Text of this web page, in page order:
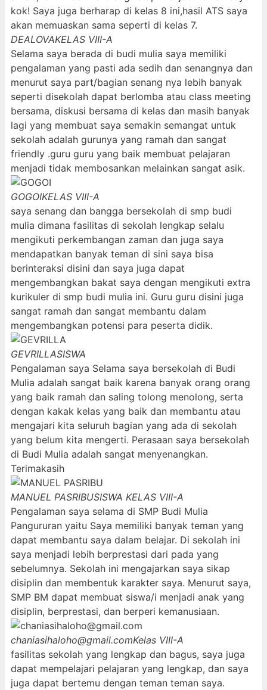
kok! Saya juga berharap di kelas 8 ini,hasil ATS saya
akan memuaskan sama seperti di kelas 7.
DEALOVAKELAS VIII-A
Selama saya berada di budi mulia saya memiliki
pengalaman yang pasti ada sedih dan senangnya dan
menurut saya part/bagian senang nya lebih banyak
seperti disekolah dapat berlomba atau class meeting
bersama, diskusi bersama di kelas dan masih banyak
lagi yang membuat saya semakin semangat untuk
sekolah adalah gurunya yang ramah dan sangat
friendly .guru guru yang baik membuat pelajaran
menjadi tidak membosankan melainkan sangat asik.
GOGOIKELAS VIII-A
saya senang dan bangga bersekolah di smp budi
mulia dimana fasilitas di sekolah lengkap selalu
mengikuti perkembangan zaman dan juga saya
mendapatkan banyak teman di sini saya bisa
berinteraksi disini dan saya juga dapat
mengembangkan bakat saya dengan mengikuti extra
kurikuler di smp budi mulia ini. Guru guru disini juga
sangat ramah dan sangat membantu dalam
mengembangkan potensi para peserta didik.
GEVRILLASISWA
Pengalaman saya Selama saya bersekolah di Budi
Mulia adalah sangat baik karena banyak orang orang
yang baik ramah dan saling tolong menolong, serta
dengan kakak kelas yang baik dan membantu atau
mengajari kita seluruh bagian yang ada di sekolah
yang belum kita mengerti. Perasaan saya bersekolah
di Budi Mulia adalah sangat menyenangkan.
Terimakasih
MANUEL PASRIBUSISWA KELAS VIII-A
Pengalaman saya selama di SMP Budi Mulia
Pangururan yaitu Saya memiliki banyak teman yang
dapat membantu saya dalam belajar. Di sekolah ini
saya menjadi lebih berprestasi dari pada yang
sebelumnya. Sekolah ini mengajarkan saya sikap
disiplin dan membentuk karakter saya. Menurut saya,
SMP BM dapat membuat siswa/i menjadi anak yang
disiplin, berprestasi, dan berperi kemanusiaan.
chaniasihaloho@gmail.comKelas VIII-A
fasilitas sekolah yang lengkap dan bagus, saya juga
dapat mempelajari pelajaran yang lengkap, dan saya
juga dapat bertemu dengan teman teman saya.